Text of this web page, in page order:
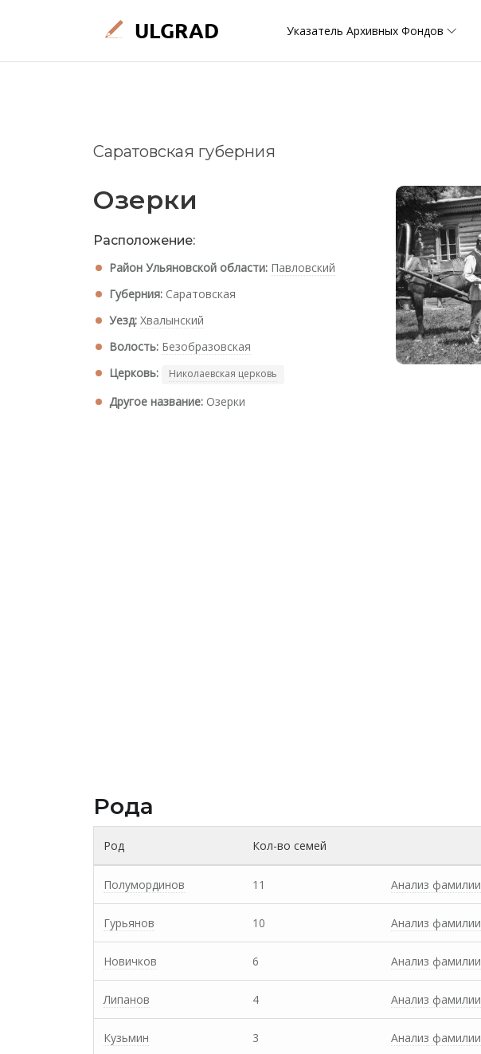
Указатель Архивных Фондов
Саратовская губерния
Озерки
Расположение:
Район Ульяновской области: Павловский
Губерния: Саратовская
Уезд: Хвалынский
Волость: Безобразовская
Церковь:
Николаевская церковь
Другое название: Озерки
Рода
Род Кол-во семей
Полумординов 11 Анализ фамилии
Гурьянов 10 Анализ фамилии
Новичков 6 Анализ фамилии
Липанов 4 Анализ фамилии
Кузьмин 3 Анализ фамилии